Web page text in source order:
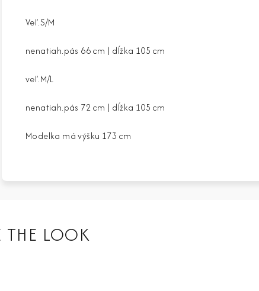
Veľ.S/M
nenatiah.pás 66 cm | dĺžka 105 cm
veľ.M/L
nenatiah.pás 72 cm | dĺžka 105 cm
Modelka má výšku 173 cm
THE LOOK